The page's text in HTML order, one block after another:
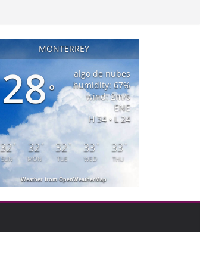
MONTERREY
28°
algo de nubes
humidity: 67%
wind: 2m/s
ENE
H 34 • L 24
32 °
SUN
32°
MON
32 °
TUE
33°
WED
33°
THU
Weather from OpenWeatherMap